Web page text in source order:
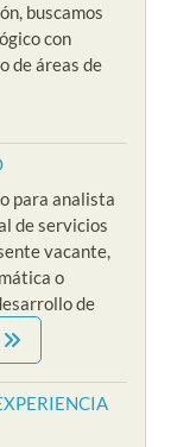
buscamos
con
de áreas de
para analista
de servicios
vacante,
o
de